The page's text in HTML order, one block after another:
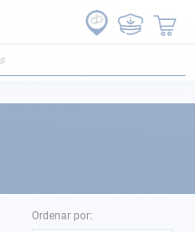
Ordenar por: